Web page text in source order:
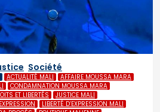
Société
ACTUALITÉ MALI
AFFAIRE MOUSSA MARA
CONDAMNATION MOUSSA MARA
ET LIBERTÉS
JUSTICE MALI
LIBERTÉ D’EXPRESSION MALI